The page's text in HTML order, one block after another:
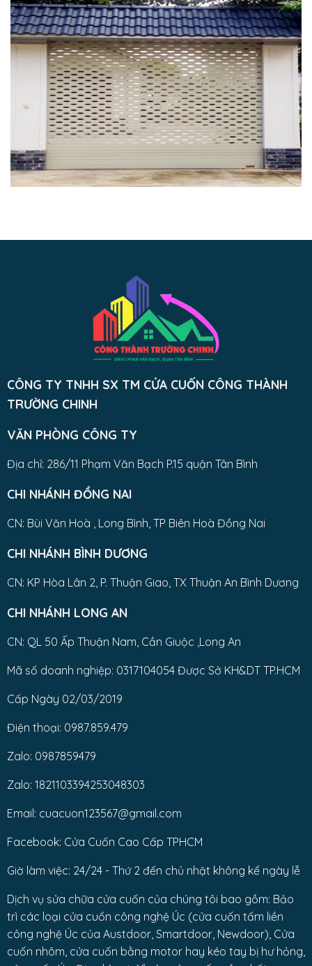
CÔNG TY TNHH SX TM CỬA CUỐN CÔNG THÀNH
TRƯỜNG CHINH
VĂN PHÒNG CÔNG TY
Địa chỉ: 286/11 Phạm Văn Bạch P.15 quận Tân Bình
CHI NHÁNH ĐỒNG NAI
CN: Bùi Văn Hoà , Long Bình, TP Biên Hoà Đồng Nai
CHI NHÁNH BÌNH DƯƠNG
CN: KP Hòa Lân 2, P. Thuận Giao, TX Thuận An Bình Dương
CHI NHÁNH LONG AN
CN: QL 50 Ấp Thuận Nam, Cần Giuộc ,Long An
Mã số doanh nghiệp: 0317104054 Được Sở KH&DT TP.HCM
Cấp Ngày 02/03/2019
Điện thoại: 0987.859.479
Zalo: 0987859479
Zalo: 1821103394253048303
Email: cuacuon123567@gmail.com
Facebook: Cửa Cuốn Cao Cấp TPHCM
Giờ làm việc: 24/24 - Thứ 2 đến chủ nhật không kể ngày lễ
Dịch vụ sửa chữa cửa cuốn của chúng tôi bao gồm: Bảo
trì các loại cửa cuốn công nghệ Úc (cửa cuốn tấm liền
công nghệ Úc của Austdoor, Smartdoor, Newdoor), Cửa
cuốn nhôm, cửa cuốn bằng motor hay kéo tay bị hư hỏng,